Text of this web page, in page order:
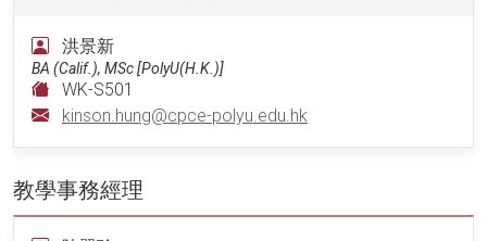
洪景新
BA (Calif.), MSc [PolyU(H.K.)]
WK-S501
kinson.hung@cpce-polyu.edu.hk
教學事務經理